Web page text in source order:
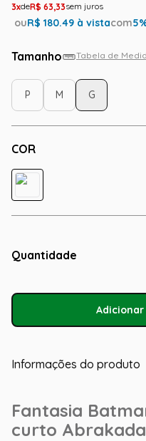
3 R$ 63,33
ouR$ 180.49 à vistacom5
Tamanho Tabela de
COR
P M G
Quantidade
Adicionar
Informações do produto
Fantasia
curto